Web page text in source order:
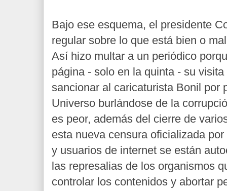
Bajo ese esquema, el presidente
regular sobre lo que está bien o
Así hizo multar a un periódico
página - solo en la quinta - su
sancionar al caricaturista Bonil por
Universo burlándose de la
es peor, además del cierre de
esta nueva censura oficializada
y usuarios de internet se están
las represalias de los organismos
controlar los contenidos y abortar